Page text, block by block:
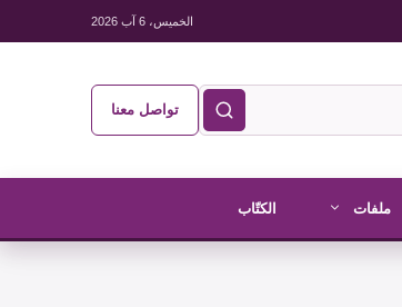
الخميس، 6 آب 2026
تواصل معنا
ملفات الكتّاب